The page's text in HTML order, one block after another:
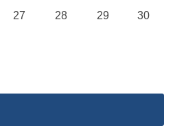
27 28 29
30